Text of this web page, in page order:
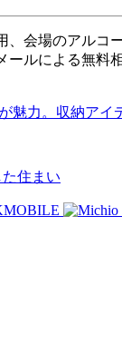
会場のアル
ルによる無料
魅力。収納アイ
住まい